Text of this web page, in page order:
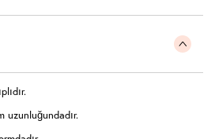
uzunluğundadır.